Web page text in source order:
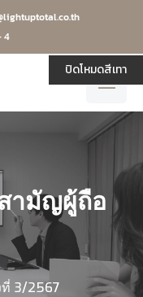
4
ามัญผู้ถือ
3/2567
ปิดโหมดสีเทา